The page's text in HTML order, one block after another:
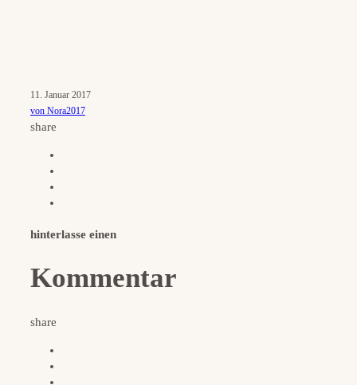
11. Januar 2017
von Nora2017
share
hinterlasse einen
Kommentar
share